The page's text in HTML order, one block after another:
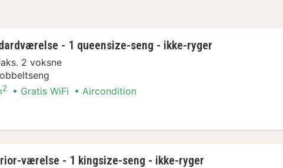
- 1 queensize-seng - ikke-ryger
2 voksne
2 Gratis WiFi Aircondition
værelse - 1 kingsize-seng - ikke-ryger